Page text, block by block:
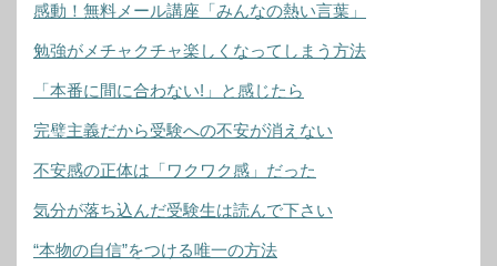
感動！無料メール講座「みんなの熱い言葉」
勉強がメチャクチャ楽しくなってしまう方法
「本番に間に合わない!」と感じたら
完璧主義だから受験への不安が消えない
不安感の正体は「ワクワク感」だった
気分が落ち込んだ受験生は読んで下さい
“本物の自信”をつける唯一の方法